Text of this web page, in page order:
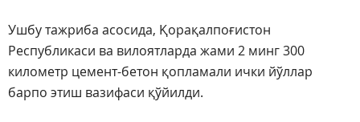
Ушбу тажриба асосида, Қорақалпоғистон
Республикаси ва вилоятларда жами 2 минг 300
километр цемент-бетон қопламали ички йўллар
барпо этиш вазифаси қўйилди.